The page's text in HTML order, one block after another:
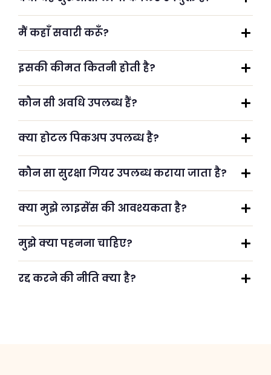
मैं कहाँ सवारी करूँ?
इसकी कीमत कितनी होती है?
कौन सी अवधि उपलब्ध हैं?
क्या होटल पिकअप उपलब्ध है?
कौन सा सुरक्षा गियर उपलब्ध कराया जाता है?
क्या मुझे लाइसेंस की आवश्यकता है?
मुझे क्या पहनना चाहिए?
रद्द करने की नीति क्या है?